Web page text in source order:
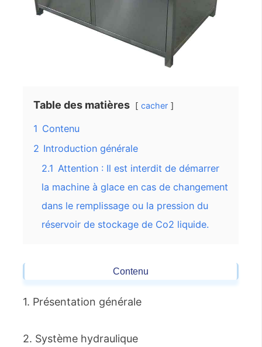
Table des matières cacher
1 Contenu
2 Introduction générale
2.1 Attention : Il est interdit de démarrer
la machine à glace en cas de changement
dans le remplissage ou la pression du
réservoir de stockage de Co2 liquide.
Contenu
1. Présentation générale
2. Système hydraulique